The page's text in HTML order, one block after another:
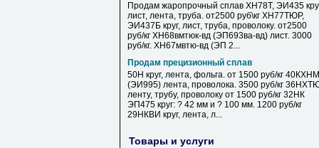
Продам жаропрочный сплав ХН78Т, ЭИ435
лист, лента, труба. от2500 руб\кг ХН77ТЮР,
ЭИ437Б круг, лист, труба, проволоку. от2500
руб/кг ХН68вмтюк-вд (ЭП693ва-вд) лист. 3000
руб/кг. ХН67мвтю-вд (ЭП 2...
Продам прецизионный сплав
50Н круг, лента, фольга. от 1500 руб/кг 40КХНМ
(ЭИ995) лента, проволока. 3500 руб/кг
ленту, трубу, проволоку от 1500 руб/кг 32НК
ЭП475 круг: ? 42 мм и ? 100 мм. 1200 руб/кг
29НКВИ круг, лента, л...
Товары и услуги